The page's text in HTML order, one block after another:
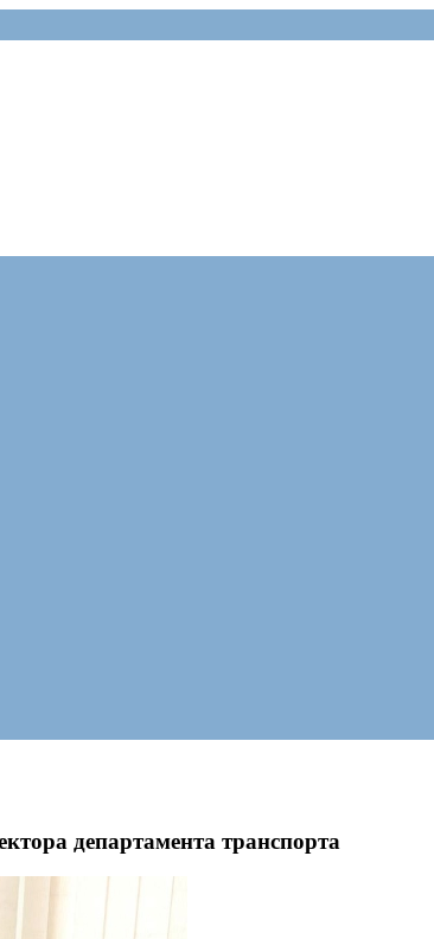
департамента транспорта